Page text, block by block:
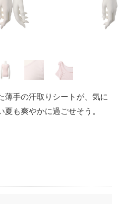
薄手の汗取りシートが、気に
も爽やかに過ごせそう。